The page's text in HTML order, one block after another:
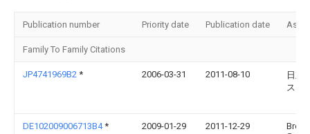
Publication number Priority date Publication date
Family To Family Citations
JP4741969B2 * 2006-03-31 2011-08-10
日立
ステ
DE102009006713B4* 2009-01-29 2011-12-29